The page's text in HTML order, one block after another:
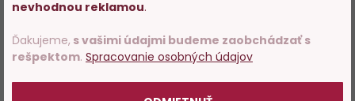
nevhodnou reklamou.
Ďakujeme, s vašimi údajmi budeme zaobchádzať s
rešpektom. Spracovanie osobných údajov